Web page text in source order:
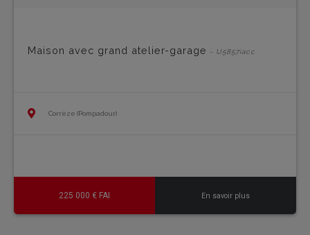
Maison avec grand atelier-garage - U5857iacc
Corrèze (Pompadour)
225 000 € FAI En savoir plus